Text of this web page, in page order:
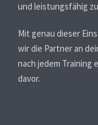
und leistungsfähig
Mit genau dieser
wir die Partner an
nach jedem Training
davor.